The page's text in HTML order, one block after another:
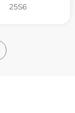
25S6